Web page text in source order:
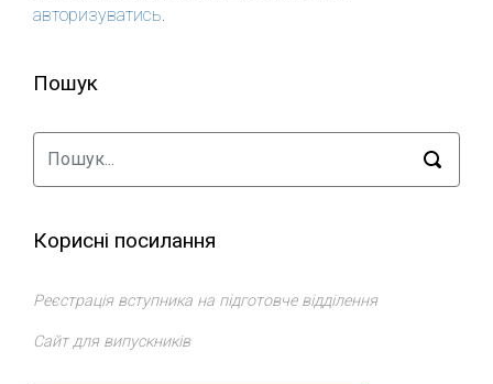
авторизуватись.
Пошук
Корисні посилання
Реєстрація вступника на підготовче відділення
Сайт для випускників